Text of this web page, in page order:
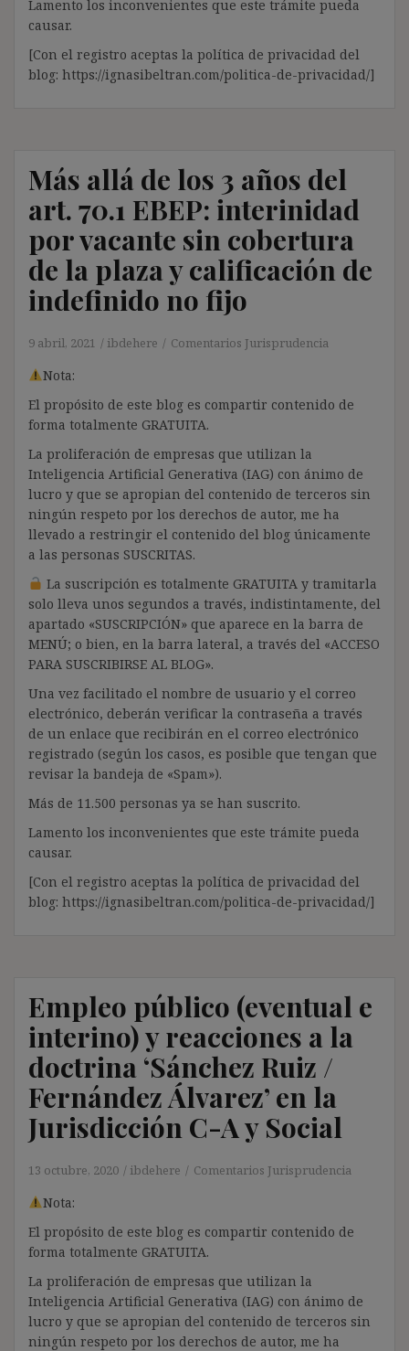
Lamento los inconvenientes que este trámite pueda
causar.
[Con el registro aceptas la política de privacidad del
blog: https://ignasibeltran.com/politica-de-privacidad/]
Más allá de los 3 años del
art. 70.1 EBEP: interinidad
por vacante sin cobertura
de la plaza y calificación de
indefinido no fijo
9 abril, 2021 ibdehere Comentarios Jurisprudencia
Nota:
El propósito de este blog es compartir contenido de
forma totalmente GRATUITA.
La proliferación de empresas que utilizan la
Inteligencia Artificial Generativa (IAG) con ánimo de
lucro y que se apropian del contenido de terceros sin
ningún respeto por los derechos de autor, me ha
llevado a restringir el contenido del blog únicamente
a las personas SUSCRITAS.
La suscripción es totalmente GRATUITA y tramitarla
solo lleva unos segundos a través, indistintamente, del
apartado «SUSCRIPCIÓN» que aparece en la barra de
MENÚ; o bien, en la barra lateral, a través del «ACCESO
PARA SUSCRIBIRSE AL BLOG».
Una vez facilitado el nombre de usuario y el correo
electrónico, deberán verificar la contraseña a través
de un enlace que recibirán en el correo electrónico
registrado (según los casos, es posible que tengan que
revisar la bandeja de «Spam»).
Más de 11.500 personas ya se han suscrito.
Lamento los inconvenientes que este trámite pueda
causar.
[Con el registro aceptas la política de privacidad del
blog: https://ignasibeltran.com/politica-de-privacidad/]
Empleo público (eventual e
interino) y reacciones a la
doctrina ‘Sánchez Ruiz /
Fernández Álvarez’ en la
Jurisdicción C-A y Social
13 octubre, 2020 ibdehere Comentarios Jurisprudencia
Nota:
El propósito de este blog es compartir contenido de
forma totalmente GRATUITA.
La proliferación de empresas que utilizan la
Inteligencia Artificial Generativa (IAG) con ánimo de
lucro y que se apropian del contenido de terceros sin
ningún respeto por los derechos de autor, me ha